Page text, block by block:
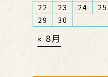
22
23 24 25
29
30
« 8月